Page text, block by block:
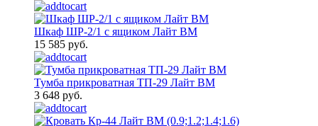
Шкаф ШР-2/1 с ящиком Лайт ВМ
15 585 руб.
Тумба прикроватная ТП-29 Лайт ВМ
3 648 руб.